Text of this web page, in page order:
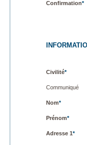
Confirmation*
Civilité*
Communiqué
Nom*
Prénom*
Adresse 1*